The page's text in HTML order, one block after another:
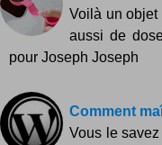
Voilà un objet
aussi de
pour Joseph Joseph
Comment
Vous le